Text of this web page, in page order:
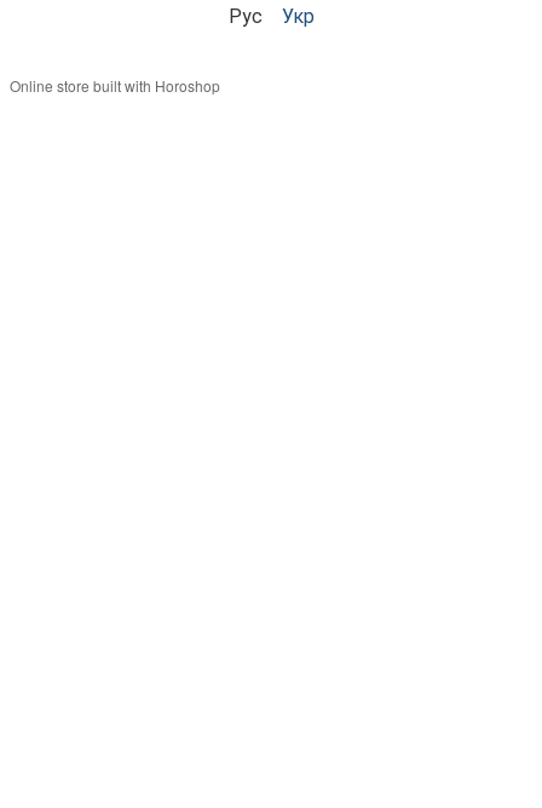
Рус Укр
Online store built with Horoshop